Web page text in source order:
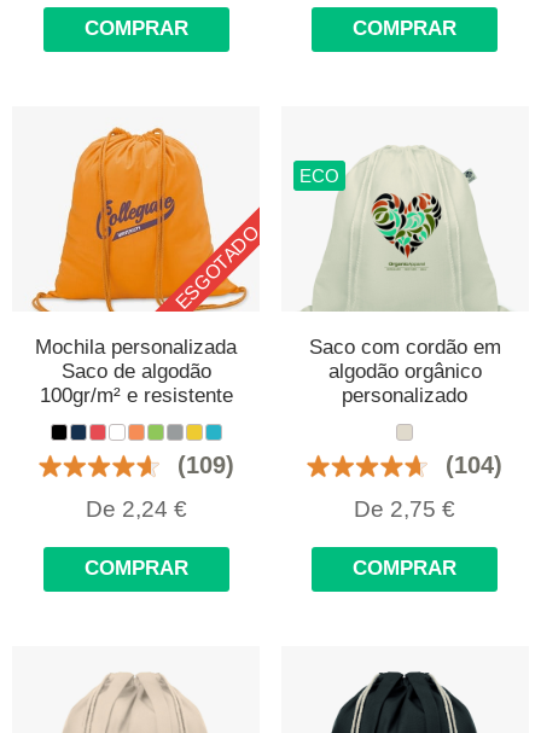
COMPRAR COMPRAR
ESGOTADO
Mochila personalizada
Saco de algodão
100gr/m² e resistente
(109)
De 2,24 €
COMPRAR
ECO
Saco com cordão em
algodão orgânico
personalizado
(104)
De 2,75 €
COMPRAR